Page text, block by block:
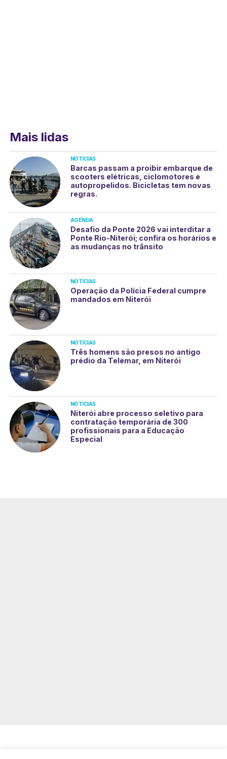
Mais lidas
NOTÍCIAS
Barcas passam a proibir embarque de
scooters elétricas, ciclomotores e
autopropelidos. Bicicletas tem novas
regras.
AGENDA
Desafio da Ponte 2026 vai interditar a
Ponte Rio-Niterói; confira os horários e
as mudanças no trânsito
NOTÍCIAS
Operação da Polícia Federal cumpre
mandados em Niterói
NOTÍCIAS
Três homens são presos no antigo
prédio da Telemar, em Niterói
NOTÍCIAS
Niterói abre processo seletivo para
contratação temporária de 300
profissionais para a Educação
Especial